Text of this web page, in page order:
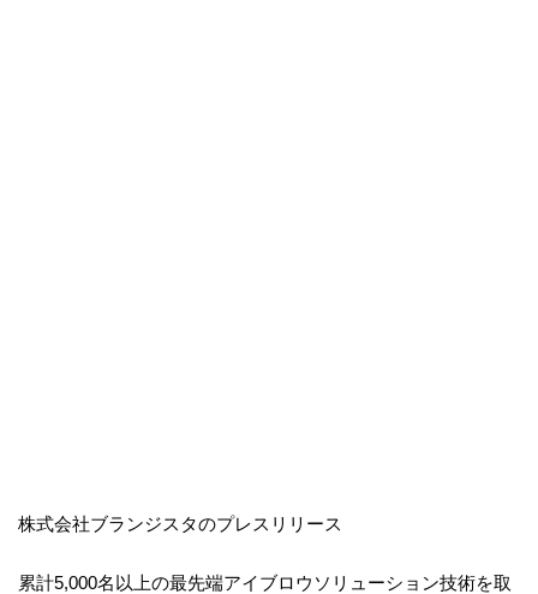
株式会社ブランジスタのプレスリリース
累計5,000名以上の最先端アイブロウソリューション技術を取